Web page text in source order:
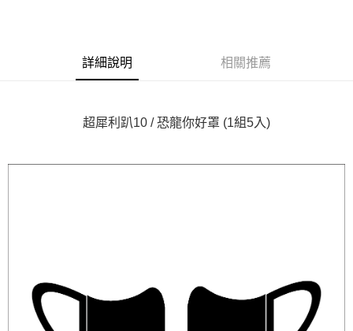
每筆NT$65，滿NT$1,000(含以上)免運費
7-11取貨付款
詳細說明 相關推薦
超犀利趴10 / 恐龍你好罩 (1組5入)